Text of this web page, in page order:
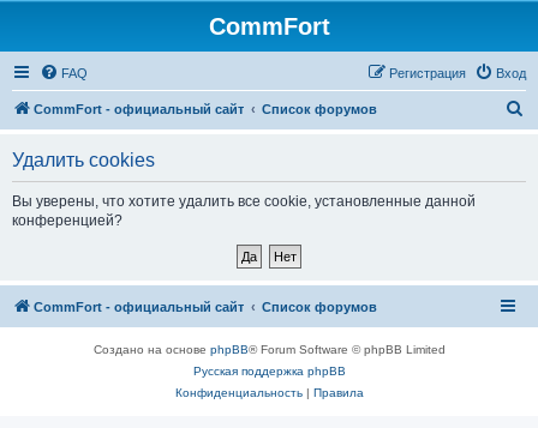
CommFort
FAQ Вход
Регистрация
CommFort - официальный сайт Список форумов
Удалить cookies
Вы уверены, что хотите удалить все cookie, установленные данной
конференцией?
CommFort - официальный сайт Список форумов
Создано на основе phpBB® Forum Software © phpBB Limited
Русская поддержка phpBB
Конфиденциальность| Правила